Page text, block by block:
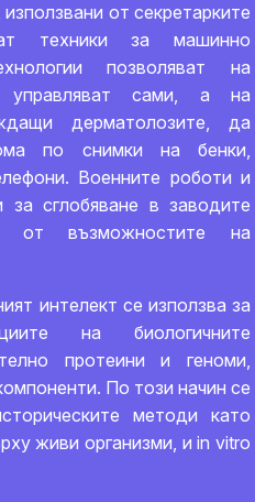
от секретарките
техники за машинно
позволяват на
сами, а на
дерматолозите, да
по снимки на бенки,
Военните роботи и
за сглобяване в заводите
от възможностите на
интелект се използва за
на биологичните
протеини и геноми,
По този начин се
методи като
живи организми, и in vitro